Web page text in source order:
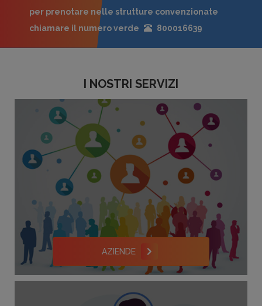
per prenotare nelle strutture convenzionate
chiamare il numero verde
800016639
I NOSTRI SERVIZI
AZIENDE